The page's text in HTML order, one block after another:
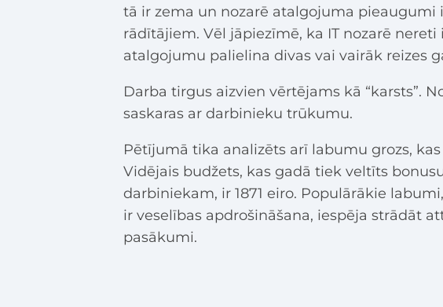
tā ir zema un nozarē atalgojuma pieaugumi
rādītājiem. Vēl jāpiezīmē, ka IT nozarē
atalgojumu palielina divas vai vairāk reizes
Darba tirgus aizvien vērtējams kā “karsts”.
saskaras ar darbinieku trūkumu.
Pētījumā tika analizēts arī labumu grozs,
Vidējais budžets, kas gadā tiek veltīts
darbiniekam, ir 1871 eiro. Populārākie
ir veselības apdrošināšana, iespēja strādāt
pasākumi.